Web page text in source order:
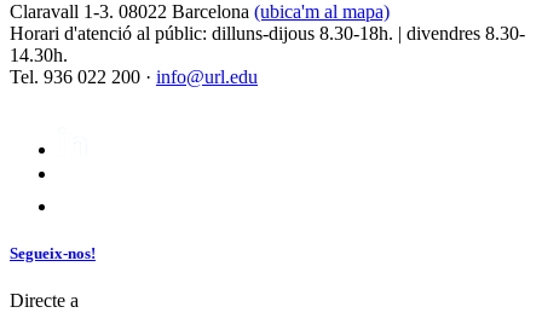
Claravall 1-3. 08022 Barcelona (ubica'm al mapa)
Horari d'atenció al públic: dilluns-dijous 8.30-18h. | divendres 8.30-
14.30h.
Tel. 936 022 200 · info@url.edu
Segueix-nos!
Directe a